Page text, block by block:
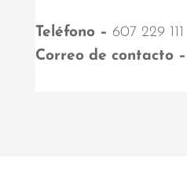
Teléfono – 607 229 111
Correo de contacto –